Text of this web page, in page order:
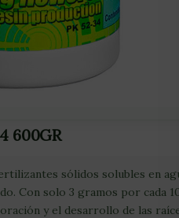
600GR
sólidos solubles en
Con solo 3 gramos por cada
y el desarrollo de las